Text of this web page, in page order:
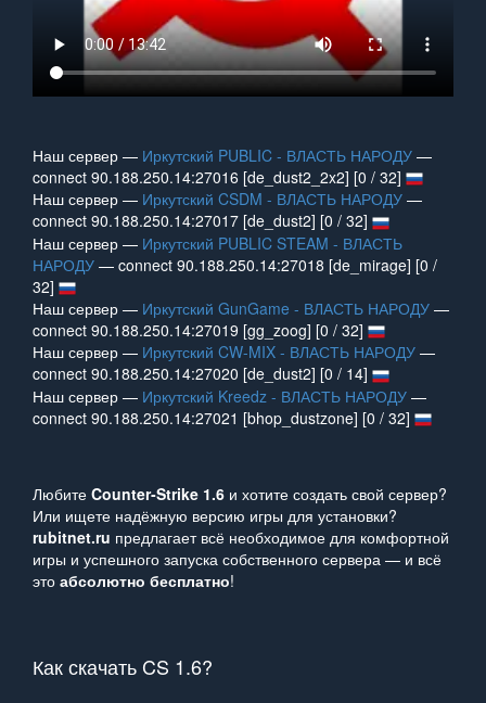
Наш сервер — Иркутский PUBLIC - ВЛАСТЬ НАРОДУ —
connect 90.188.250.14:27016 [de_dust2_2x2] [0 / 32]
Наш сервер — Иркутский CSDM - ВЛАСТЬ НАРОДУ —
connect 90.188.250.14:27017 [de_dust2] [0 / 32]
Наш сервер — Иркутский PUBLIC STEAM - ВЛАСТЬ
НАРОДУ — connect 90.188.250.14:27018 [de_mirage] [0 /
32]
Наш сервер — Иркутский GunGame - ВЛАСТЬ НАРОДУ —
connect 90.188.250.14:27019 [gg_zoog] [0 / 32]
Наш сервер — Иркутский CW-MIX - ВЛАСТЬ НАРОДУ —
connect 90.188.250.14:27020 [de_dust2] [0 / 14]
Наш сервер — Иркутский Kreedz - ВЛАСТЬ НАРОДУ —
connect 90.188.250.14:27021 [bhop_dustzone] [0 / 32]
Любите Counter‑Strike 1.6 и хотите создать свой сервер?
Или ищете надёжную версию игры для установки?
rubitnet.ru предлагает всё необходимое для комфортной
игры и успешного запуска собственного сервера — и всё
это абсолютно бесплатно!
Как скачать CS 1.6?